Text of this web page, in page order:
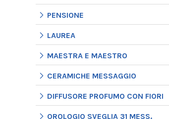
PENSIONE
LAUREA
MAESTRA E MAESTRO
CERAMICHE MESSAGGIO
DIFFUSORE PROFUMO CON FIORI
OROLOGIO SVEGLIA 31 MESS.